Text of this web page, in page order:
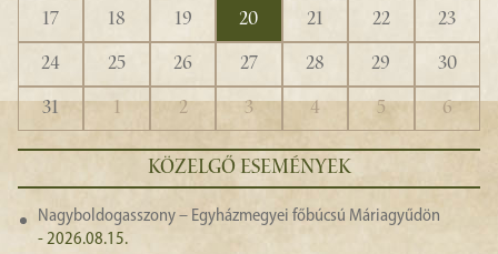
17
18 19 20 21 22
23
24
25 26 27 28 29
30
31
1 2 3 4 5 6
KÖZELGŐ ESEMÉNYEK
Nagyboldogasszony – Egyházmegyei főbúcsú Máriagyűdön
- 2026.08.15.